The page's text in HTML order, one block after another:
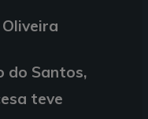
do Santos,
teve